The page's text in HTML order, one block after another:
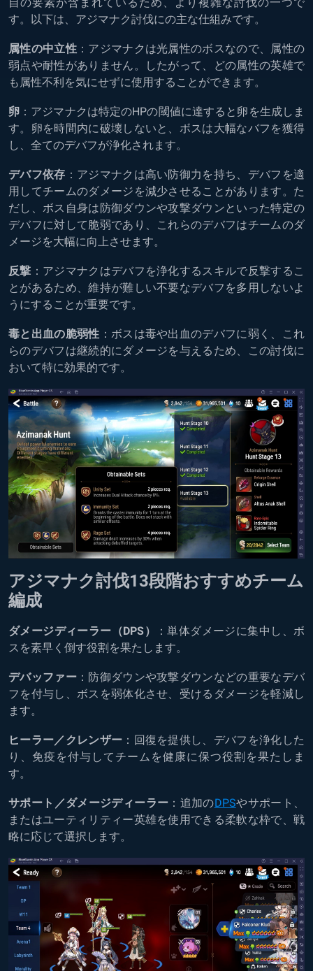
す。以下は、アジマナク討伐にの主な仕組みです。
属性の中立性：アジマナクは光属性のボスなので、属性の
弱点や耐性がありません。したがって、どの属性の英雄で
も属性不利を気にせずに使用することができます。
卵 ：アジマナクは特定のHPの閾値に達すると卵を生成しま
す。卵を時間内に破壊しないと、ボスは大幅なバフを獲得
し、全てのデバフが浄化されます。
デバフ依存 ：アジマナクは高い防御力を持ち、デバフを適
用してチームのダメージを減少させることがあります。た
だし、ボス自身は防御ダウンや攻撃ダウンといった特定の
デバフに対して脆弱であり、これらのデバフはチームのダ
メージを大幅に向上させます。
反撃 ：アジマナクはデバフを浄化するスキルで反撃するこ
とがあるため、維持が難しい不要なデバフを多用しないよ
うにすることが重要です。
毒と出血の脆弱性 ：ボスは毒や出血のデバフに弱く、これ
らのデバフは継続的にダメージを与えるため、この討伐に
おいて特に効果的です。
アジマナク討伐13段階おすすめチーム
編成
ダメージディーラー（DPS）
：単体ダメージに集中し、ボ
スを素早く倒す役割を果たします。
デバッファー：防御ダウンや攻撃ダウンなどの重要なデバ
フを付与し、ボスを弱体化させ、受けるダメージを軽減し
ます。
ヒーラー／クレンザー ：回復を提供し、デバフを浄化した
り、免疫を付与してチームを健康に保つ役割を果たしま
す。
サポート／ダメージディーラー ：追加のDPSやサポート、
またはユーティリティー英雄を使用できる柔軟な枠で、戦
略に応じて選択します。